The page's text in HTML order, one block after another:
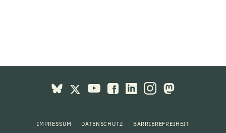
IMPRESSUM DATENSCHUTZ BARRIEREFREIHEIT